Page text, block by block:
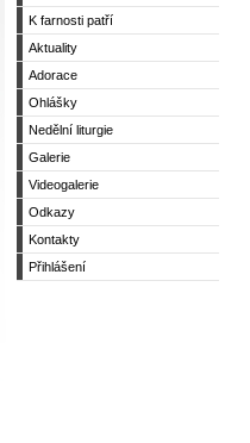
K farnosti patří
Aktuality
Adorace
Ohlášky
Nedělní liturgie
Galerie
Videogalerie
Odkazy
Kontakty
Přihlášení